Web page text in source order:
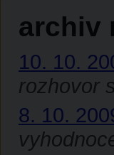
archiv
10. 10.
rozhovor
8. 10.